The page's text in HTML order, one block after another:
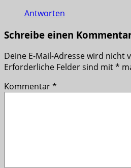
Antworten
Schreibe einen
Deine E-Mail-Adresse wird nicht
Erforderliche Felder sind mit*
Kommentar*